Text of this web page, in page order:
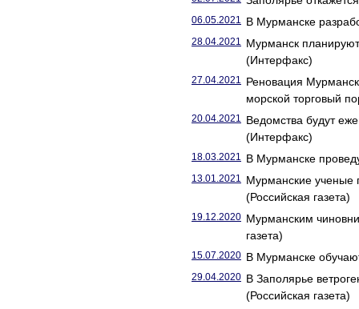
06.05.2021 В Мурманске
28.04.2021 Мурманск
(Интерфакс)
27.04.2021 Реновация
морской торговый
20.04.2021 Ведомства будут
(Интерфакс)
18.03.2021 В Мурманске
13.01.2021 Мурманские ученые
(Российская газета)
19.12.2020 Мурманским
газета)
15.07.2020 В Мурманске
29.04.2020 В Заполярье
(Российская газета)